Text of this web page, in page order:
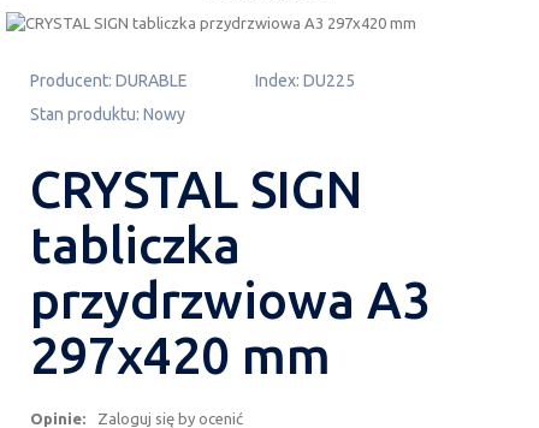
Producent: DURABLE Index: DU225
Stan produktu: Nowy
CRYSTAL SIGN
tabliczka
przydrzwiowa A3
297x420 mm
Opinie: Zaloguj się by ocenić